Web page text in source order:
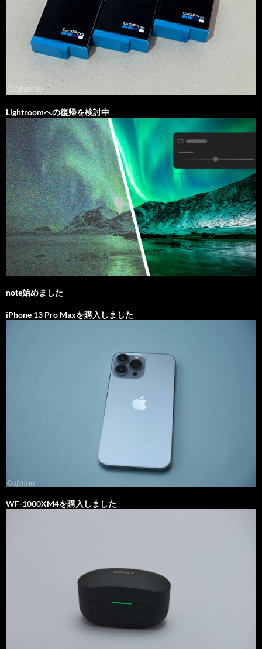
Lightroomへの復帰を検討中
note始めました
iPhone 13 Pro Maxを購入しました
WF-1000XM4を購入しました